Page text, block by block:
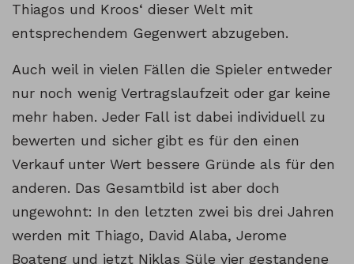
Thiagos und Kroos‘ dieser Welt mit
entsprechendem Gegenwert abzugeben.
Auch weil in vielen Fällen die Spieler entweder
nur noch wenig Vertragslaufzeit oder gar keine
mehr haben. Jeder Fall ist dabei individuell zu
bewerten und sicher gibt es für den einen
Verkauf unter Wert bessere Gründe als für den
anderen. Das Gesamtbild ist aber doch
ungewohnt: In den letzten zwei bis drei Jahren
werden mit Thiago, David Alaba, Jerome
Boateng und jetzt Niklas Süle vier gestandene